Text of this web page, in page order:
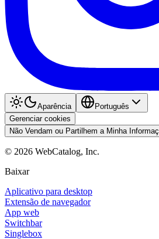
Aparência
Português
Gerenciar cookies
Não Vendam ou Partilhem a Minha
© 2026 WebCatalog, Inc.
Baixar
Aplicativo para desktop
Extensão de navegador
App web
Switchbar
Singlebox